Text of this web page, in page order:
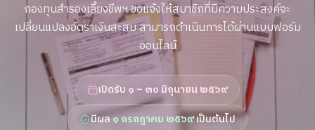
กองทุนสำรองเลี้ยงชีพฯ ขอแจ้งให้สมาชิกที่มีความประสงค์จะ
เปลี่ยนแปลงอัตราเงินสะสม สามารถดำเนินการได้ผ่านแบบฟอร์ม
ออนไลน์
เปิดรับ ๑ – ๓๐ มิถุนายน ๒๕๖๙
มีผล๑ กรกฎาคม ๒๕๖๙เป็นต้นไป